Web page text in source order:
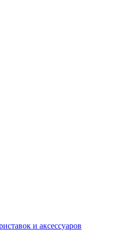
и аксессуаров